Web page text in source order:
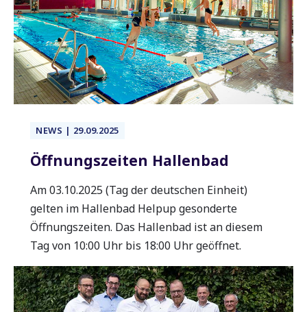
NEWS | 29.09.2025
Öffnungszeiten Hallenbad
Am 03.10.2025 (Tag der deutschen Einheit)
gelten im Hallenbad Helpup gesonderte
Öffnungszeiten. Das Hallenbad ist an diesem
Tag von 10:00 Uhr bis 18:00 Uhr geöffnet.